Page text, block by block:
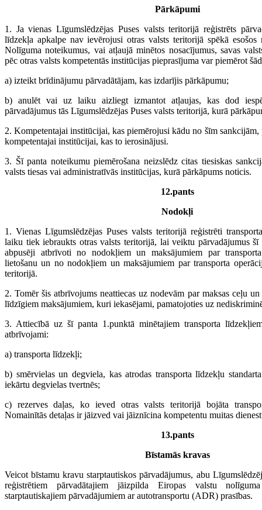
Pārkāpumi
1. Ja vienas Līgumslēdzējas Puses valsts teritorijā reģistrēts
līdzekļa apkalpe nav ievērojusi otras valsts teritorijā spēkā
Nolīguma noteikumus, vai atļaujā minētos nosacījumus, savas
pēc otras valsts kompetentās institūcijas pieprasījuma var piemērot
a) izteikt brīdinājumu pārvadātājam, kas izdarījis pārkāpumu;
b) anulēt vai uz laiku aizliegt izmantot atļaujas, kas dod
pārvadājumus tās Līgumslēdzējas Puses valsts teritorijā, kurā
2. Kompetentajai institūcijai, kas piemērojusi kādu no šīm sankcijām,
kompetentajai institūcijai, kas to ierosinājusi.
3. Šī panta noteikumu piemērošana neizslēdz citas tiesiskas
valsts tiesas vai administratīvās institūcijas, kurā pārkāpums noticis.
12.pants
Nodokļi
1. Vienas Līgumslēdzējas Puses valsts teritorijā reģistrēti
laiku tiek iebraukts otras valsts teritorijā, lai veiktu pārvadājumus
abpusēji atbrīvoti no nodokļiem un maksājumiem par
lietošanu un no nodokļiem un maksājumiem par transporta
teritorijā.
2. Tomēr šis atbrīvojums neattiecas uz nodevām par maksas ceļu
līdzīgiem maksājumiem, kuri iekasējami, pamatojoties uz
3. Attiecībā uz šī panta 1.punktā minētajiem transporta
atbrīvojami:
a) transporta līdzekļi;
b) smērvielas un degviela, kas atrodas transporta līdzekļu
iekārtu degvielas tvertnēs;
c) rezerves daļas, ko ieved otras valsts teritorijā bojāta
Nomainītās detaļas ir jāizved vai jāiznīcina kompetentu muitas
13.pants
Bīstamās kravas
Veicot bīstamu kravu starptautiskos pārvadājumus, abu
reģistrētiem pārvadātajiem jāizpilda Eiropas valstu
starptautiskajiem pārvadājumiem ar autotransportu (ADR) prasības.